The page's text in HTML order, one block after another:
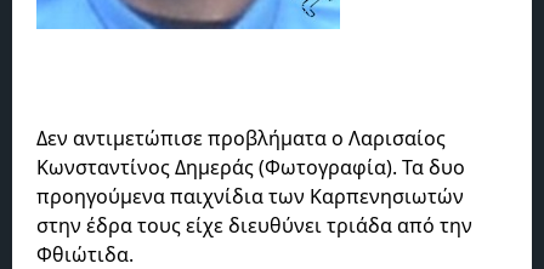
Δεν αντιμετώπισε προβλήματα ο Λαρισαίος
Κωνσταντίνος Δημεράς (Φωτογραφία). Τα δυο
προηγούμενα παιχνίδια των Καρπενησιωτών
στην έδρα τους είχε διευθύνει τριάδα από την
Φθιώτιδα.